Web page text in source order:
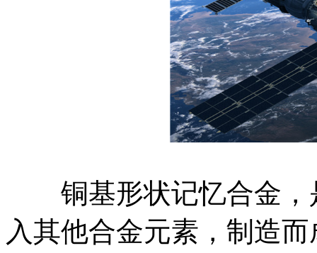
铜基形状记忆合金，
入其他合金元素，制造